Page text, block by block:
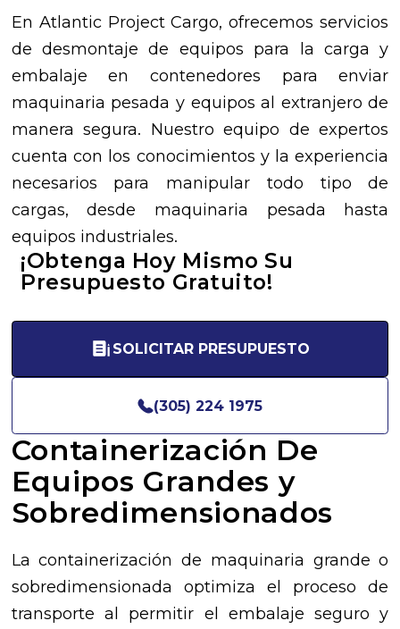
En Atlantic Project Cargo, ofrecemos servicios
de desmontaje de equipos para la carga y
embalaje en contenedores para enviar
maquinaria pesada y equipos al extranjero de
manera segura. Nuestro equipo de expertos
cuenta con los conocimientos y la experiencia
necesarios para manipular todo tipo de
cargas, desde maquinaria pesada hasta
equipos industriales.
¡Obtenga Hoy Mismo Su
Presupuesto Gratuito!
SOLICITAR PRESUPUESTO
(305) 224 1975
Containerización De
Equipos Grandes y
Sobredimensionados
La containerización de maquinaria grande o
sobredimensionada optimiza el proceso de
transporte al permitir el embalaje seguro y